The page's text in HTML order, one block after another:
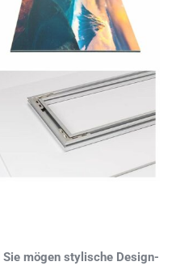
Sie mögen stylische Design-